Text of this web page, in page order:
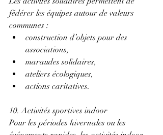
fédérer les équipes autour de valeurs
communes :
construction d’objets pour des
associations,
maraudes solidaires,
ateliers écologiques,
actions caritatives.
10. Activités sportives indoor
Pour les périodes hivernales ou les